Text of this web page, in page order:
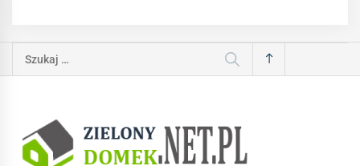
Szukaj: